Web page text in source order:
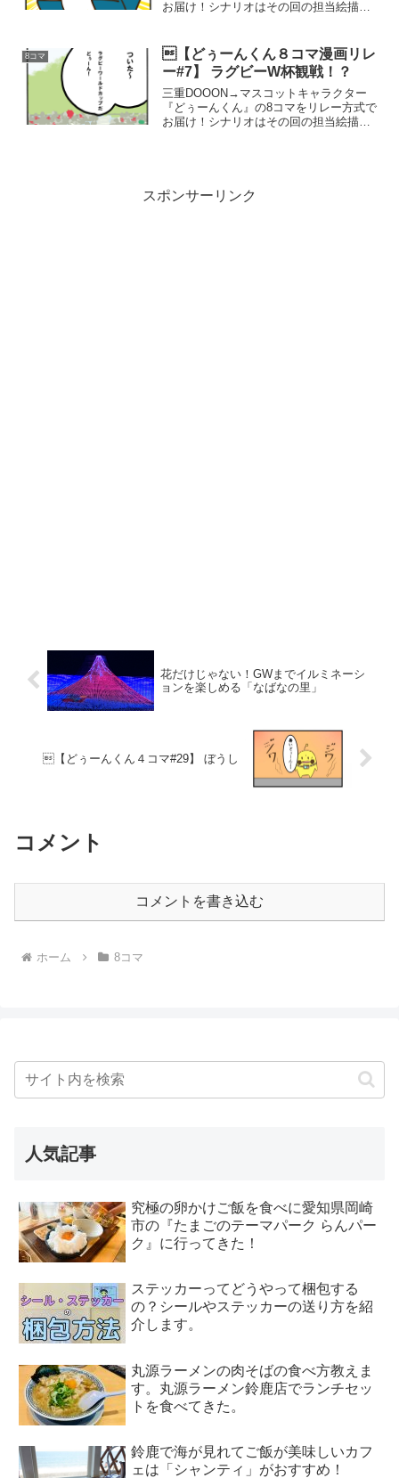
お届け！シナリオはその回の担当絵描き
第6回目！どぅーんくん、ついにサメの名
前を聞く！？第1話...
8コマ
【どぅーんくん８コマ漫画リレ
ー#7】 ラグビーW杯観戦！？
三重DOOON→マスコットキャラクター
『どぅーんくん』の8コマをリレー方式で
お届け！シナリオはその回の担当絵描き
スポンサーリンク
花だけじゃない！GWまでイルミネーシ
ョンを楽しめる「なばなの里」
【どぅーんくん４コマ#29】 ぼうし
コメント
コメントを書き込む
ホーム 8コマ
人気記事
究極の卵かけご飯を食べに愛知県岡崎
市の『たまごのテーマパーク らんパー
ク』に行ってきた！
ステッカーってどうやって梱包する
の？シールやステッカーの送り方を紹
介します。
丸源ラーメンの肉そばの食べ方教えま
す。丸源ラーメン鈴鹿店でランチセッ
トを食べてきた。
鈴鹿で海が見れてご飯が美味しいカフ
ェは「シャンティ」がおすすめ！